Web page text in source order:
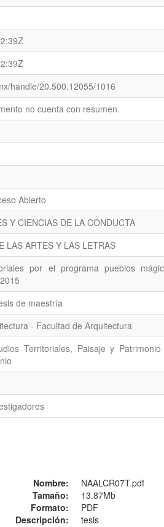
handle/20.500.12055/1016
no cuenta con resumen.
Abierto
Y CIENCIAS DE LA CONDUCTA
LAS ARTES Y LAS LETRAS
por el programa pueblos
de maestría
- Facultad de Arquitectura
Territoriales, Paisaje y
Nombre:
NAALCR07T.pdf
Tamaño:
13.87Mb
Formato:
PDF
Descripción:
tesis